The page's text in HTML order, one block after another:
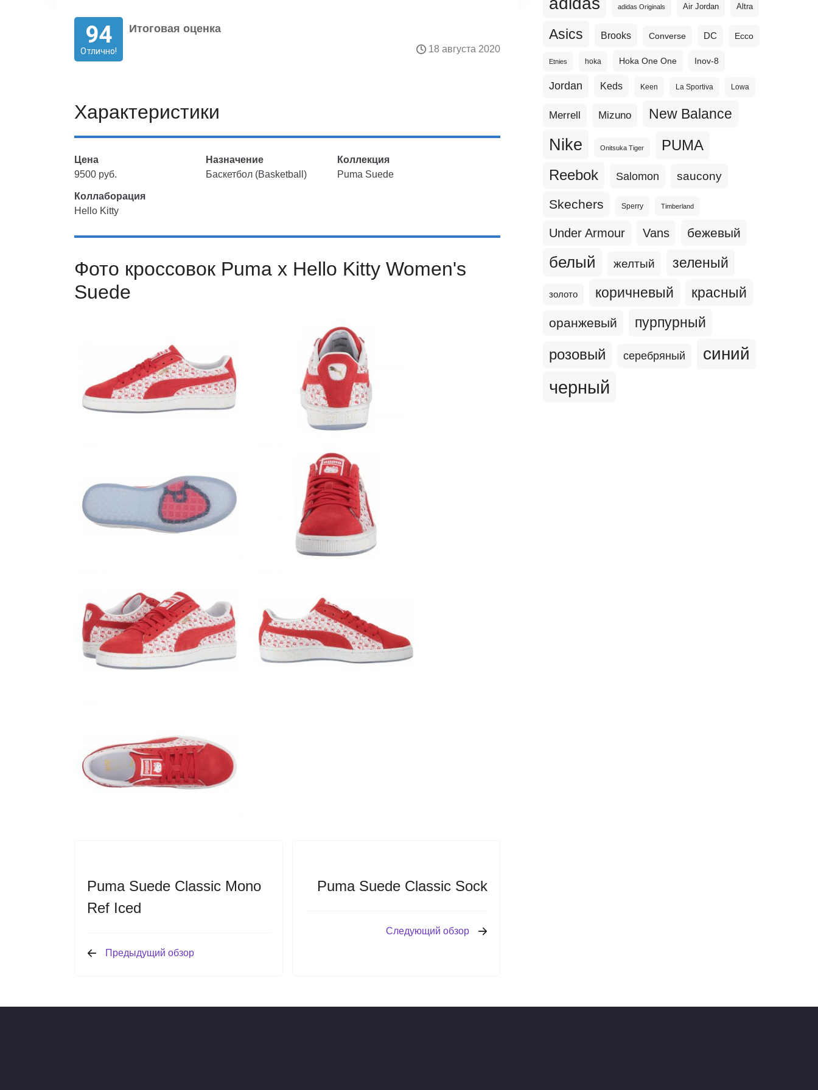
94
Отлично!
Итоговая оценка
18 августа 2020
Характеристики
Цена
9500 руб.
Назначение
Баскетбол (Basketball)
Коллекция
Puma Suede
Коллаборация
Hello Kitty
Фото кроссовок Puma x Hello Kitty Women's
Suede
Puma Suede Classic Mono
Ref Iced
Предыдущий обзор
Puma Suede Classic Sock
Следующий обзор
adidas Originals Air Jordan Altra
Asics Brooks Converse DC Ecco
Etnies hoka Hoka One One Inov-8
Jordan Keds Keen La Sportiva Lowa
Merrell Mizuno New Balance
Nike Onitsuka Tiger PUMA
Reebok Salomon saucony
Skechers Sperry Timberland
Under Armour Vans бежевый
белый желтый зеленый
золото коричневый красный
оранжевый пурпурный
розовый серебряный синий
черный